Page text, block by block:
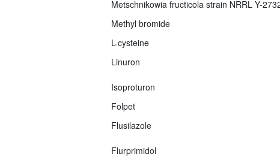
Metschnikowia fructicola strain NRRL Y-
Methyl bromide
L-cysteine
Linuron
Isoproturon
Folpet
Flusilazole
Flurprimidol